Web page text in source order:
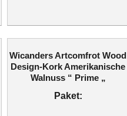
Wicanders Artcomfrot Wood
Design-Kork Amerikanische
Walnuss “ Prime „
Paket: